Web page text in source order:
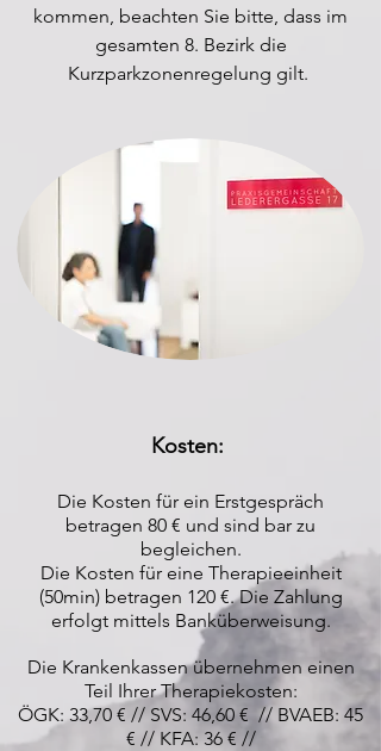
kommen, beachten Sie bitte, dass im
gesamten 8. Bezirk die
Kurzparkzonenregelung gilt.
Kosten:
Die Kosten für ein Erstgespräch
betragen 80 € und sind bar zu
begleichen.
Die Kosten für eine Therapieeinheit
(50min) betragen 120 €. Die Zahlung
erfolgt mittels Banküberweisung.
Die Krankenkassen übernehmen einen
Teil Ihrer Therapiekosten:
ÖGK: 33,70 € // SVS: 46,60 € // BVAEB: 45
€ // KFA: 36 € //